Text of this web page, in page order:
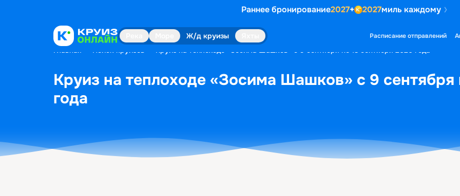
Раннее бронирование2027+ 2027миль каждому
Ж/д круизы Расписание отправлений
Главная Поиск круизов Круиз на теплоходе «Зосима Шашков» с 9 сентября по 13 сентября 2026 года
Круиз на теплоходе «Зосима Шашков» с 9 сентября
года